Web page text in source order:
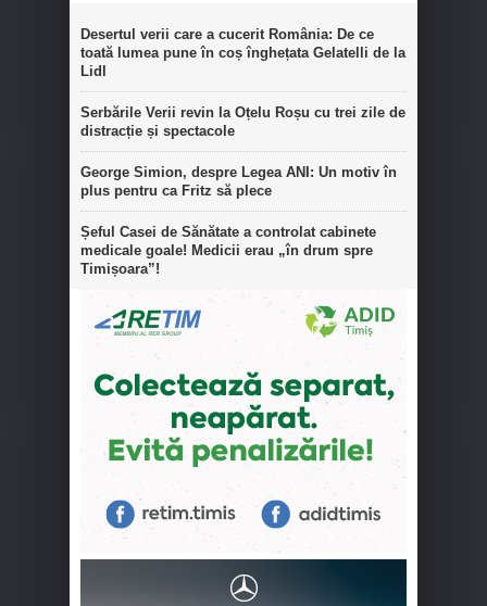
Desertul verii care a cucerit România: De ce
toată lumea pune în coș înghețata Gelatelli de la
Lidl
Serbările Verii revin la Oțelu Roșu cu trei zile de
distracție și spectacole
George Simion, despre Legea ANI: Un motiv în
plus pentru ca Fritz să plece
Șeful Casei de Sănătate a controlat cabinete
medicale goale! Medicii erau „în drum spre
Timișoara”!